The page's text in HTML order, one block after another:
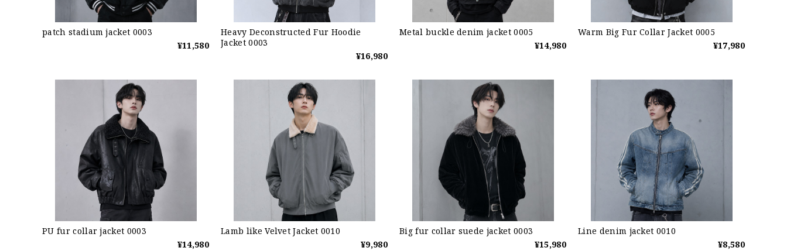
patch stadium jacket 0003
¥11,580
Heavy Deconstructed Fur Hoodie
Jacket 0003
¥16,980
Metal buckle denim jacket 0005
¥14,980
Warm Big Fur Collar Jacket 0005
¥17,980
PU fur collar jacket 0003
¥14,980
Lamb like Velvet Jacket 0010
¥9,980
Big fur collar suede jacket 0003
¥15,980
Line denim jacket 0010
¥8,580